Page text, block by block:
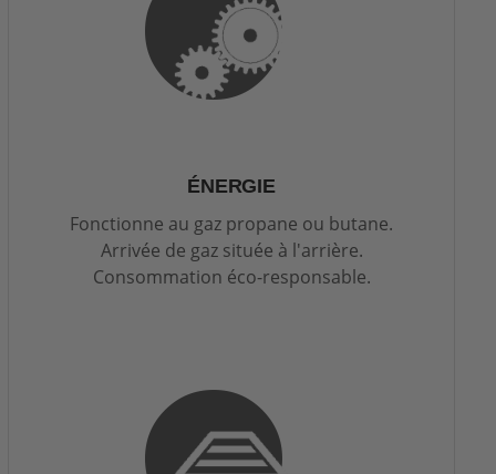
ÉNERGIE
Fonctionne au gaz propane ou butane.
Arrivée de gaz située à l'arrière.
Consommation éco-responsable.